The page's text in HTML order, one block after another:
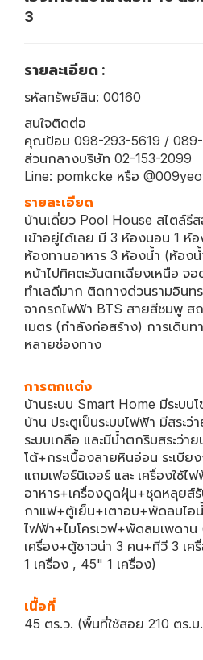
3
รายละเอียด :
รหัสทรัพย์สิน: 00160
สนใจติดต่อ
คุณป้อม 098-293-5619 / 089-
ส่วนกลางบริษัท 02-153-2099
Line: pomkcke หรือ
รายละเอียด
บ้านเดี่ยว Pool House สไตล์รี
เข้าอยู่ได้เลย มี 3 ห้องนอน 1 ห้
ห้องทานอาหาร 3 ห้องน้ำ (ห้อง
หน้าไปทิศตะวันตก​เฉียงเหนือ จ
ทำเลดีมาก ติดทางด่วนรามอินท
จากรถไฟฟ้า BTS สายสีชมพู ส
เมตร (กำลังก่อสร้าง) การเดินท
หลายช่องทาง
การตกแต่ง
บ้านระบบ Smart Home มีระบบโ
บ้าน ประตูเป็นระบบไฟฟ้า มีสระ
ระบบเกลือ และมีน้ำตกริมสระว่า
โต้+กระเบื้องลายหินอ่อน ระเบี
แถมเฟอร์นิเจอร์ และ เครื่องใช้ไ
อาหาร+เครื่องดูดฝุ่น+ชุดหลุยส์
กาแฟ+ตู้เย็น+เตาอบ+พัดลมไอ
ไฟฟ้า+ไมโครเวฟ+พัดลมเพดา
เครื่อง+ตู้ซาวน่า 3 คน+ทีวี 3 เค
1 เครื่อง , 45" 1 เครื่อง)
เนื้อที่
45 ตร.ว. (พื้นที่ใช้สอย 210 ตร.ม